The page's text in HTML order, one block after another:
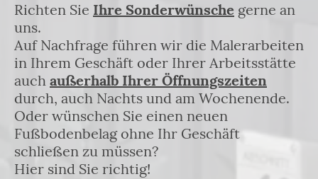
Richten Sie Ihre Sonderwünsche gerne an
uns.
Auf Nachfrage führen wir die Malerarbeiten
in Ihrem Geschäft oder Ihrer Arbeitsstätte
auch außerhalb Ihrer Öffnungszeiten
durch, auch Nachts und am Wochenende.
Oder wünschen Sie einen neuen
Fußbodenbelag ohne Ihr Geschäft
schließen zu müssen?
Hier sind Sie richtig!